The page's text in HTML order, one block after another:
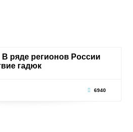
ряде регионов России
гадюк
6940